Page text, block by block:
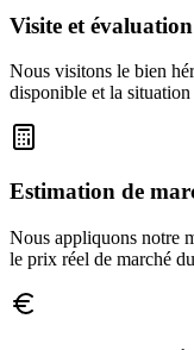
Visite et
Nous visitons le bien
disponible et la situation
Estimation de
Nous appliquons notre
le prix réel de marché